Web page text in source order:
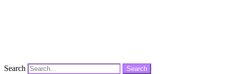
Search Search